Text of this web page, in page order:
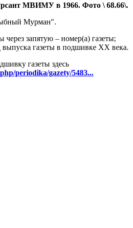
МВИМУ в 1966. Фото \ 68.66\.
Мурман".
запятую – номер(а) газеты;
выпуска газеты в подшивке ХХ века.
газеты здесь
periodika/gazety/5483...